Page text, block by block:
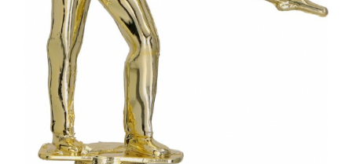
Tenis de camp
Tenis de Masa
Alte ramuri sportive